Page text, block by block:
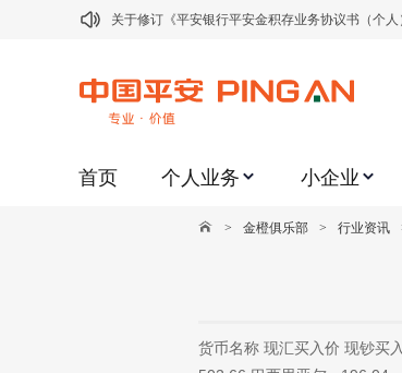
关于修订《平安银行平安金积存业务协议书（个
关于2021年劳动节期间代理贵金属业务风险提示的
关于加强代理贵金属业务风险防范的提示
首页 个人业务 小企业
> 金橙俱乐部 > 行业资讯
货币名称 现汇买入价 现钞买